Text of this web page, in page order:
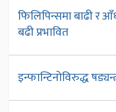
फिलिपिन्समा बाढी र
बढी प्रभावित
इन्फान्टिनोविरुद्ध